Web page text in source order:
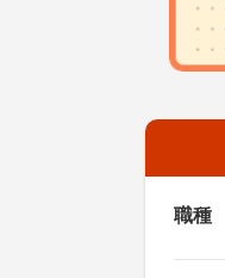
職種